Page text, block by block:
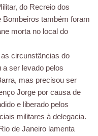
do Recreio dos
Bombeiros também foram
morta no local do
circunstâncias do
a ser levado pelos
mas precisou ser
Jorge por causa de
e liberado pelos
militares à delegacia.
de Janeiro lamenta